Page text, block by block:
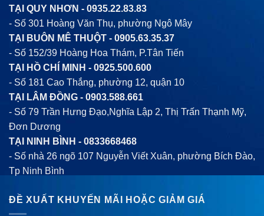
TẠI QUY NHƠN - 0935.22.83.83
- Số 301 Hoàng Văn Thụ, phường Ngô Mây
TẠI BUÔN MÊ THUỘT - 0905.63.35.37
- Số 152/39 Hoàng Hoa Thám, P.Tân Tiến
TẠI HỒ CHÍ MINH - 0925.500.600
- Số 181 Cao Thắng, phường 12, quận 10
TẠI LÂM ĐỒNG - 0903.588.661
- Số 79 Trần Hưng Đạo,Nghĩa Lập 2, Thị Trấn Thạnh Mỹ,
Đơn Dương
TẠI NINH BÌNH - 0833668468
- Số nhà 26 ngõ 107 Nguyễn Viết Xuân, phường Bích Đào,
Tp Ninh Bình
ĐỀ XUẤT KHUYẾN MÃI HOẶC GIẢM GIÁ